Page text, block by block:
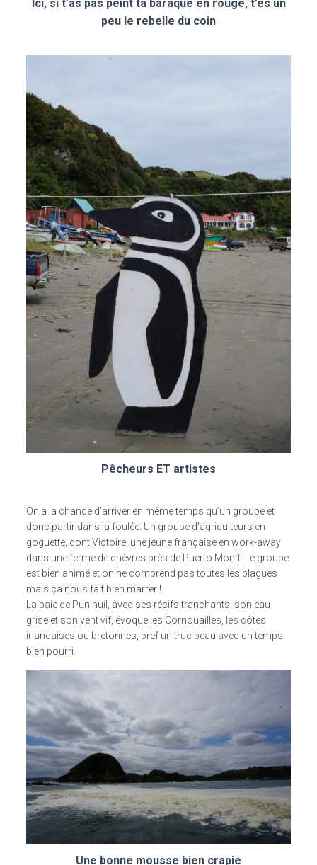
Ici, si t’as pas peint ta baraque en rouge, t’es un
peu le rebelle du coin
Pêcheurs ET artistes
On a la chance d’arriver en même temps qu’un groupe et
donc partir dans la foulée. Un groupe d’agriculteurs en
goguette, dont Victoire, une jeune française en work-away
dans une ferme de chèvres près de Puerto Montt. Le groupe
est bien animé et on ne comprend pas toutes les blagues
mais ça nous fait bien marrer !
La baie de Punihuil, avec ses récifs tranchants, son eau
grise et son vent vif, évoque les Cornouailles, les côtes
irlandaises ou bretonnes, bref un truc beau avec un temps
bien pourri.
Une bonne mousse bien crapie